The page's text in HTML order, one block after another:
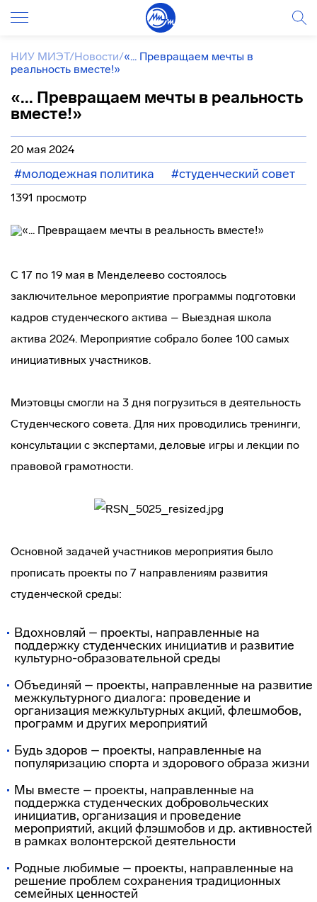
НИУ МИЭТ/Новости/«... Превращаем мечты в
реальность вместе!»
«... Превращаем мечты в реальность
вместе!»
20 мая 2024
#молодежная политика #студенческий совет
1391 просмотр
С 17 по 19 мая в Менделеево состоялось
заключительное мероприятие программы подготовки
кадров студенческого актива – Выездная школа
актива 2024. Мероприятие собрало более 100 самых
инициативных участников.
Миэтовцы смогли на 3 дня погрузиться в деятельность
Студенческого совета. Для них проводились тренинги,
консультации с экспертами, деловые игры и лекции по
правовой грамотности.
Основной задачей участников мероприятия было
прописать проекты по 7 направлениям развития
студенческой среды:
Вдохновляй – проекты, направленные на
поддержку студенческих инициатив и развитие
культурно-образовательной среды
Объединяй – проекты, направленные на развитие
межкультурного диалога: проведение и
организация межкультурных акций, флешмобов,
программ и других мероприятий
Будь здоров – проекты, направленные на
популяризацию спорта и здорового образа жизни
Мы вместе – проекты, направленные на
поддержка студенческих добровольческих
инициатив, организация и проведение
мероприятий, акций флэшмобов и др. активностей
в рамках волонтерской деятельности
Родные любимые – проекты, направленные на
решение проблем сохранения традиционных
семейных ценностей